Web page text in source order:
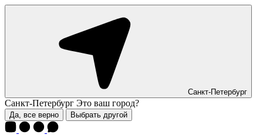
Санкт-Петербург
Санкт-Петербург Это ваш город?
Да, все верно Выбрать другой